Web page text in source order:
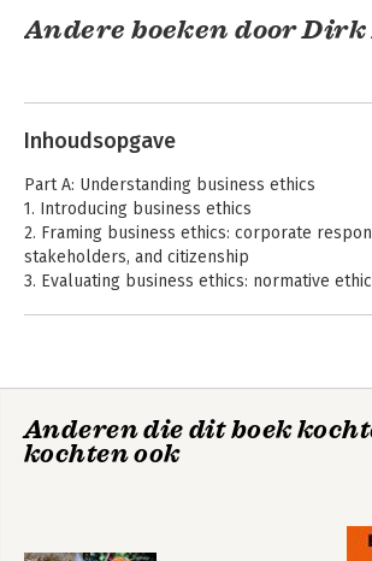
Bekijk alle boeken
Andere boeken door
Inhoudsopgave
Part A: Understanding business ethics
1. Introducing business ethics
2. Framing business ethics: corporate
stakeholders, and citizenship
3. Evaluating business ethics: normative
Part B: Contextualizing business ethics: the
and its stakeholders
9. Suppliers, competitors, and business
Anderen die dit boek
kochten ook